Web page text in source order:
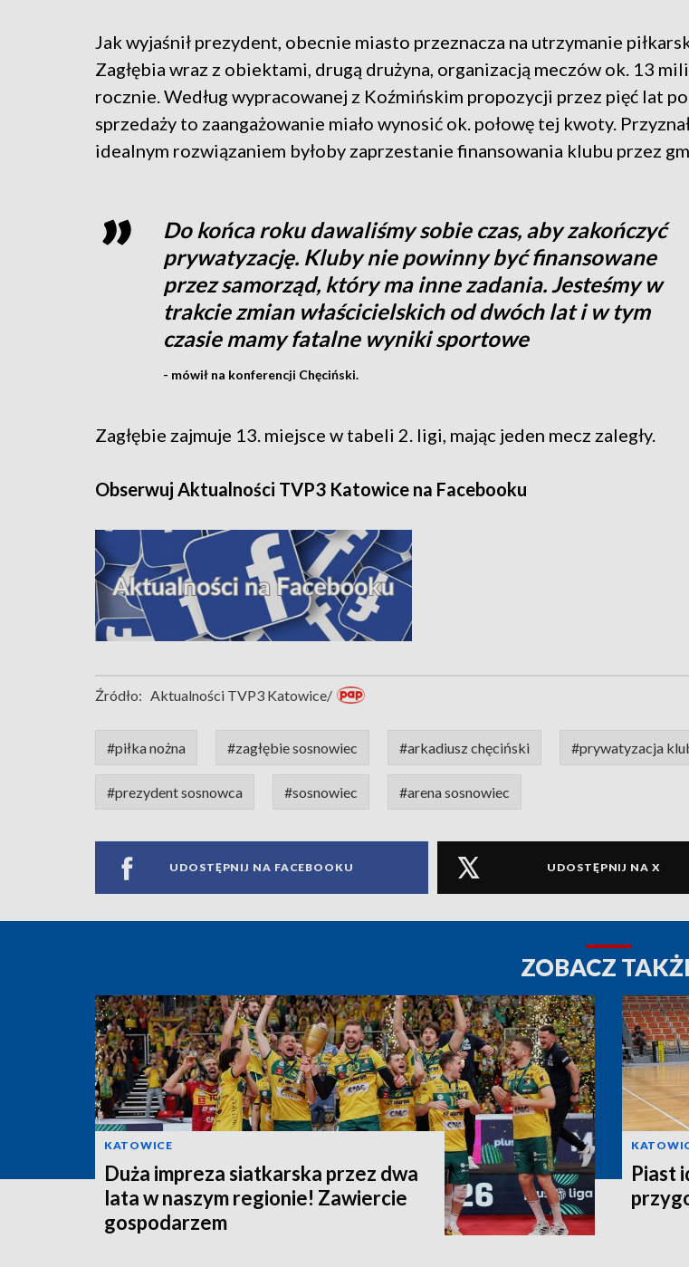
Jak wyjaśnił prezydent, obecnie miasto przeznacza na utrzymanie
Zagłębia wraz z obiektami, drugą drużyna, organizacją meczów ok. 13
rocznie. Według wypracowanej z Koźmińskim propozycji przez pięć lat po
sprzedaży to zaangażowanie miało wynosić ok. połowę tej kwoty.
idealnym rozwiązaniem byłoby zaprzestanie finansowania klubu przez
Do końca roku dawaliśmy sobie czas, aby zakończyć
prywatyzację. Kluby nie powinny być finansowane
przez samorząd, który ma inne zadania. Jesteśmy w
trakcie zmian właścicielskich od dwóch lat i w tym
czasie mamy fatalne wyniki sportowe
- mówił na konferencji Chęciński.
Zagłębie zajmuje 13. miejsce w tabeli 2. ligi, mając jeden mecz zaległy.
Obserwuj Aktualności TVP3 Katowice na Facebooku
Źródło: Aktualności TVP3 Katowice/
#piłka nożna #zagłębie sosnowiec #arkadiusz chęciński #prywatyzacja
#prezydent sosnowca #sosnowiec #arena sosnowiec
UDOSTĘPNIJ NA FACEBOOKU UDOSTĘPNIJ NA X
ZOBACZ
KATOWICE
Duża impreza siatkarska przez dwa
lata w naszym regionie! Zawiercie
gospodarzem
Piast